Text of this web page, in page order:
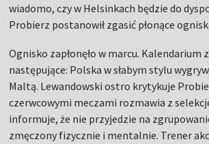
wiadomo, czy w Helsinkach będzie do
Probierz postanowił zgasić płonące
Ognisko zapłonęło w marcu. Kalendarium
następujące: Polska w słabym stylu
Maltą. Lewandowski ostro krytykuje
czerwcowymi meczami rozmawia z
informuje, że nie przyjedzie na
zmęczony fizycznie i mentalnie. Trener